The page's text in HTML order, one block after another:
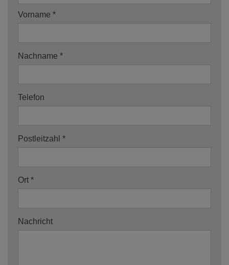
Vorname
Nachname
Telefon
Postleitzahl
Ort
Nachricht